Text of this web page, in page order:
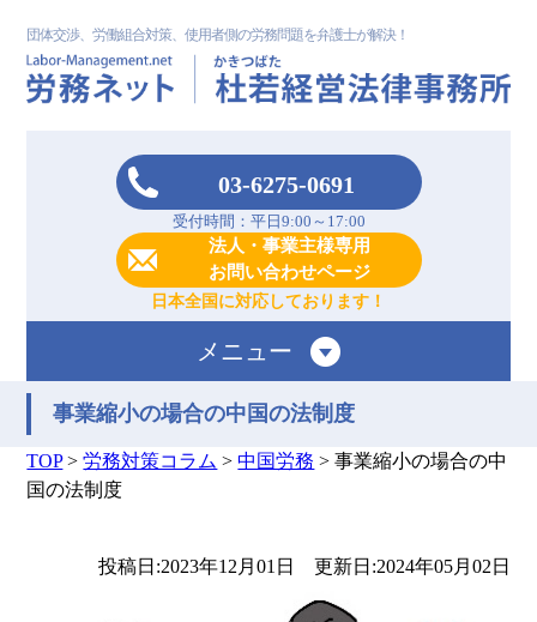
団体交渉、労働組合対策、使用者側の労務問題を弁護士が解決！
03-6275-0691
受付時間：平日9:00～17:00
法人・事業主様専用
お問い合わせページ
日本全国に対応しております！
メニュー
事業縮小の場合の中国の法制度
TOP>労務対策コラム >中国労務 >事業縮小の場合の中
国の法制度
投稿日:2023年12月01日 更新日:2024年05月02日